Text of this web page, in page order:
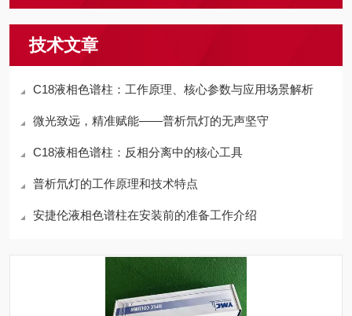
技术文章
C18液相色谱柱：工作原理、核心参数与应用场景解析
微光致远，精准赋能——普析氘灯的无声坚守
C18液相色谱柱：反相分离中的核心工具
普析氘灯的工作原理和技术特点
安捷伦液相色谱柱在安装前的准备工作介绍